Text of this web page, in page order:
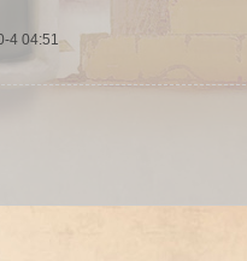
4 04:51